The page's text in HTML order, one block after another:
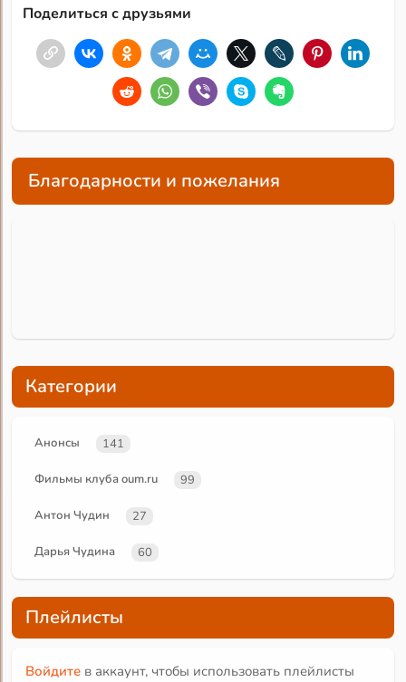
Поделиться с друзьями
Благодарности и пожелания
Категории
Анонсы 141
Фильмы клуба oum.ru 99
Антон Чудин 27
Дарья Чудина 60
Плейлисты
Войдите в аккаунт, чтобы использовать плейлисты